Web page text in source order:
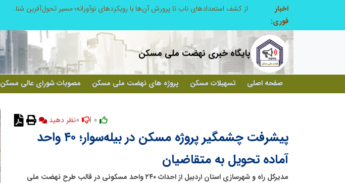
اخبار
فوری:
از کشف استعدادهای ناب تا پرورش آن‌ها با رویکردهای نوآورانه؛ مسیر تحول‌آفرین شنای ایران در سطح جهانی
پایگاه خبری نهضت ملی مسکن
صفحه اصلی تسهیلات مسکن پروژه های نهضت ملی مسکن مصوبات شورای عالی مسکن
نظر دهید
پیشرفت چشمگیر پروژه مسکن در بیله‌سوار؛ ۴۰ واحد
آماده تحویل به متقاضیان
مدیرکل راه و شهرسازی استان اردبیل از احداث ۲۴۰ واحد مسکونی در قالب طرح نهضت ملی